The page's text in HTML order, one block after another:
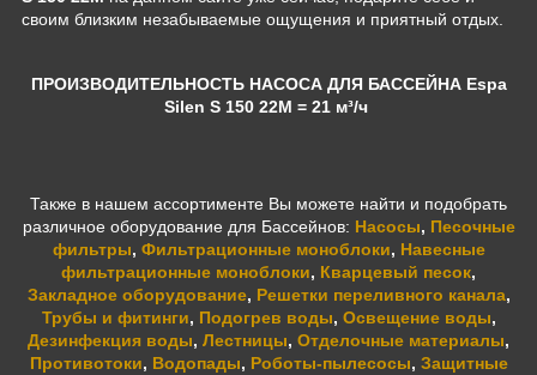
своим близким незабываемые ощущения и приятный отдых.
ПРОИЗВОДИТЕЛЬНОСТЬ НАСОСА ДЛЯ БАССЕЙНА Espa
Silen S 150 22M = 21 м³/ч
Также в нашем ассортименте Вы можете найти и подобрать
различное оборудование для Бассейнов: Насосы, Песочные
фильтры, Фильтрационные моноблоки, Навесные
фильтрационные моноблоки, Кварцевый песок,
Закладное оборудование, Решетки переливного канала,
Трубы и фитинги, Подогрев воды, Освещение воды,
Дезинфекция воды, Лестницы, Отделочные материалы,
Противотоки, Водопады, Роботы-пылесосы, Защитные